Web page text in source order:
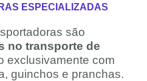
ESPECIALIZADAS
são
no transporte de
exclusivamente com
guinchos e pranchas.